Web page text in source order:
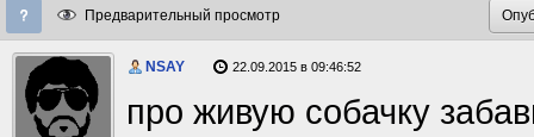
Предварительный просмотр
NSAY 22.09.2015 в 09:46:52
про живую собачку